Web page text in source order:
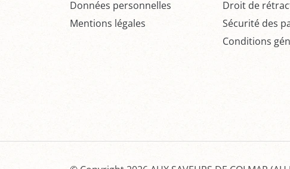
Données personnelles
Mentions légales
Droit de
Sécurité des
Conditions